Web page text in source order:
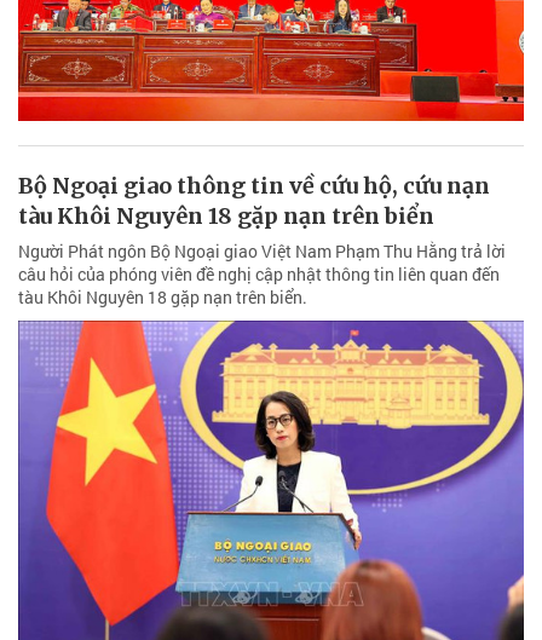
Bộ Ngoại giao thông tin về cứu hộ, cứu nạn
tàu Khôi Nguyên 18 gặp nạn trên biển
Người Phát ngôn Bộ Ngoại giao Việt Nam Phạm Thu Hằng trả lời
câu hỏi của phóng viên đề nghị cập nhật thông tin liên quan đến
tàu Khôi Nguyên 18 gặp nạn trên biển.